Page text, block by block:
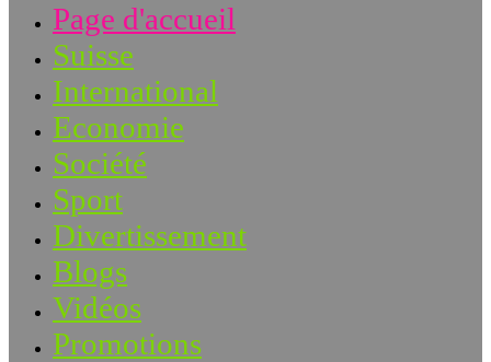
Page d'accueil
Suisse
International
Economie
Société
Sport
Divertissement
Blogs
Vidéos
Promotions